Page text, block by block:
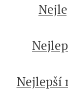
Nejlepší